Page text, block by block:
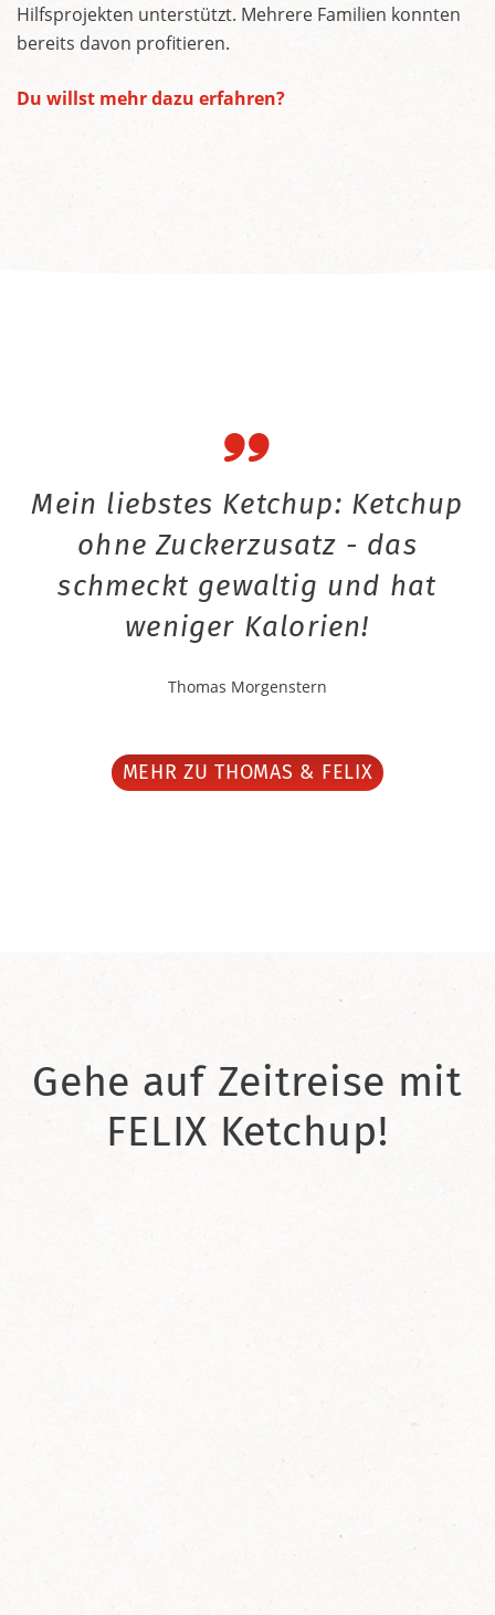
Hilfsprojekten unterstützt. Mehrere Familien konnten
bereits davon profitieren.
Du willst mehr dazu erfahren?
Mein liebstes Ketchup: Ketchup
ohne Zuckerzusatz - das
schmeckt gewaltig und hat
weniger Kalorien!
Thomas Morgenstern
MEHR ZU THOMAS & FELIX
Gehe auf Zeitreise mit
FELIX Ketchup!